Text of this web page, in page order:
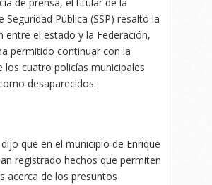
Seguridad Pública (SSP) resaltó la
entre el estado y la Federación,
permitido continuar con la
los cuatro policías municipales
desaparecidos.
que en el municipio de Enrique
registrado hechos que permiten
acerca de los presuntos